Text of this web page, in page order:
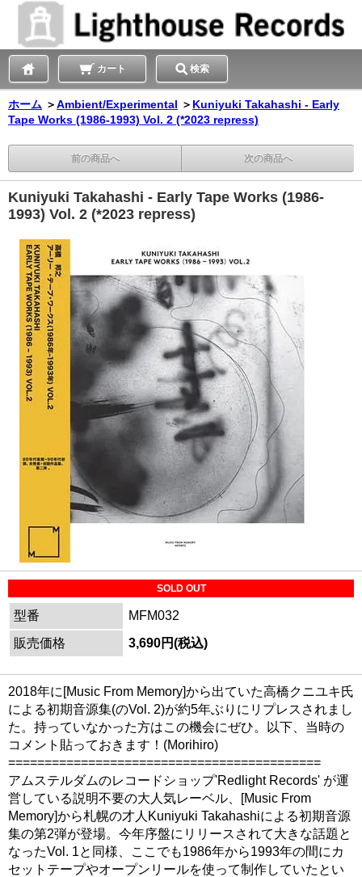
カート 検索
ホーム ＞Ambient/Experimental ＞ Kuniyuki Takahashi - Early
Tape Works (1986-1993) Vol. 2 (*2023 repress)
前の商品へ 次の商品へ
Kuniyuki Takahashi - Early Tape Works (1986-
1993) Vol. 2 (*2023 repress)
SOLD OUT
型番
MFM032
販売価格
3,690円(税込)
2018年に[Music From Memory]から出ていた高橋クニユキ氏
による初期音源集(のVol. 2)が約5年ぶりにリプレスされまし
た。持っていなかった方はこの機会にぜひ。以下、当時の
コメント貼っておきます！(Morihiro)
===========================================
アムステルダムのレコードショップ'Redlight Records' が運
営している説明不要の大人気レーベル、[Music From
Memory]から札幌の才人Kuniyuki Takahashiによる初期音源
集の第2弾が登場。今年序盤にリリースされて大きな話題と
なったVol. 1と同様、ここでも1986年から1993年の間にカ
セットテープやオープンリールを使って制作していたとい